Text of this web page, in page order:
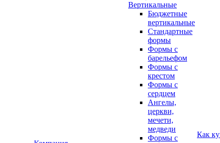
Вертикальные
Бюджетные
вертикальные
Стандартные
формы
Формы с
барельефом
Формы с
крестом
Формы с
сердцем
Ангелы,
церкви,
мечети,
медведи
Формы с
Как